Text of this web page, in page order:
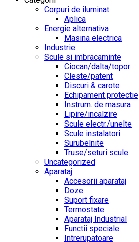
Corpuri de iluminat
Aplica
Energie alternativa
Masina electrica
Industrie
Scule si imbracaminte
Ciocan/dalta/topor
Cleste/patent
Discuri & carote
Echipament protectie
Instrum. de masura
Lipire/incalzire
Scule electr./unelte
Scule instalatori
Surubelnite
Truse/seturi scule
Uncategorized
Aparataj
Accesorii aparataj
Doze
Suport fixare
Termostate
Aparataj Industrial
Functii speciale
Intrerupatoare